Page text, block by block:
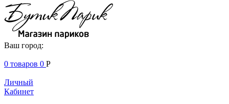
Ваш город:
0 товаров 0 Р
Личный
Кабинет